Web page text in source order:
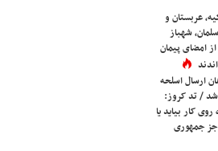
عربستان و
شهباز
امضای پیمان
ارسال اسلحه
/ تد کروز:
کار بیاید یا
جمهوری